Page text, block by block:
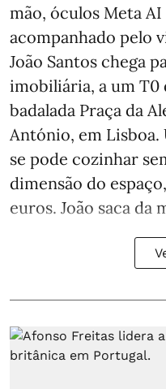
mão, óculos Meta
acompanhado pelo
João Santos chega
imobiliária, a um T0
badalada Praça da
António, em
se pode cozinhar
dimensão do
euros. João saca da